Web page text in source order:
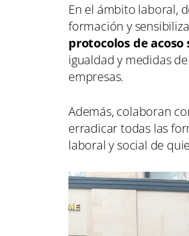
En el ámbito laboral,
formación y
protocolos de acoso
igualdad y medidas
empresas.
Además, colaboran
erradicar todas las
laboral y social de